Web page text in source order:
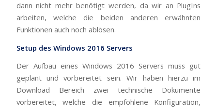
dann nicht mehr benötigt werden, da wir an PlugIns
arbeiten, welche die beiden anderen erwähnten
Funktionen auch noch ablösen.
Setup des Windows 2016 Servers
Der Aufbau eines Windows 2016 Servers muss gut
geplant und vorbereitet sein. Wir haben hierzu im
Download Bereich zwei technische Dokumente
vorbereitet, welche die empfohlene Konfiguration,